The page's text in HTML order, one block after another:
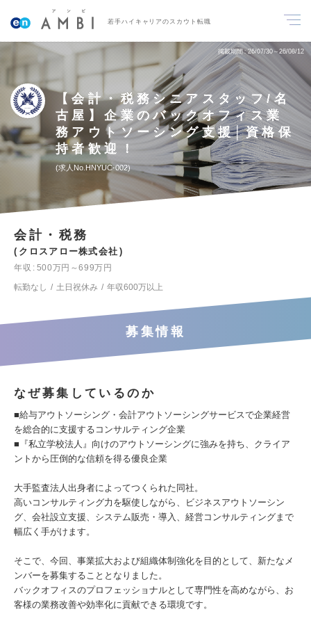
若手ハイキャリアのスカウト転職
掲載期間 26/07/30～26/08/12
【会計・税務シニアスタッフ/名
古屋】企業のバックオフィス業
務アウトソーシング支援│資格保
持者歓迎！
求人No.HNYUC-002
会計・税務
クロスアロー株式会社
年収
500万円～699万円
転勤なし
土日祝休み 年収600万以上
募集情報
なぜ募集しているのか
■給与アウトソーシング・会計アウトソーシングサービスで企業経営
を総合的に支援するコンサルティング企業
■『私立学校法人』向けのアウトソーシングに強みを持ち、クライア
ントから圧倒的な信頼を得る優良企業
大手監査法人出身者によってつくられた同社。
高いコンサルティング力を駆使しながら、ビジネスアウトソーシン
グ、会社設立支援、システム販売・導入、経営コンサルティングまで
幅広く手がけます。
そこで、今回、事業拡大および組織体制強化を目的として、新たなメ
ンバーを募集することとなりました。
バックオフィスのプロフェッショナルとして専門性を高めながら、お
客様の業務改善や効率化に貢献できる環境です。